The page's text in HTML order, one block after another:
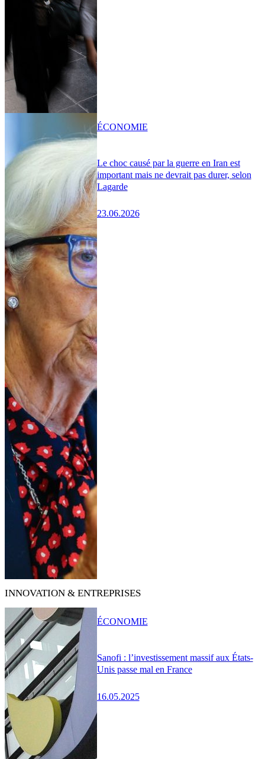
Le choc causé par la guerre en Iran est
important mais ne devrait pas durer, selon
Lagarde
23.06.2026
ÉCONOMIE
INNOVATION & ENTREPRISES
Sanofi : l’investissement massif aux États-
Unis passe mal en France
16.05.2025
ÉCONOMIE